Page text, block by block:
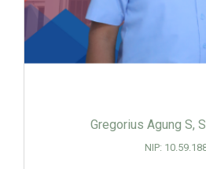
Gregorius Agung S,
NIP: